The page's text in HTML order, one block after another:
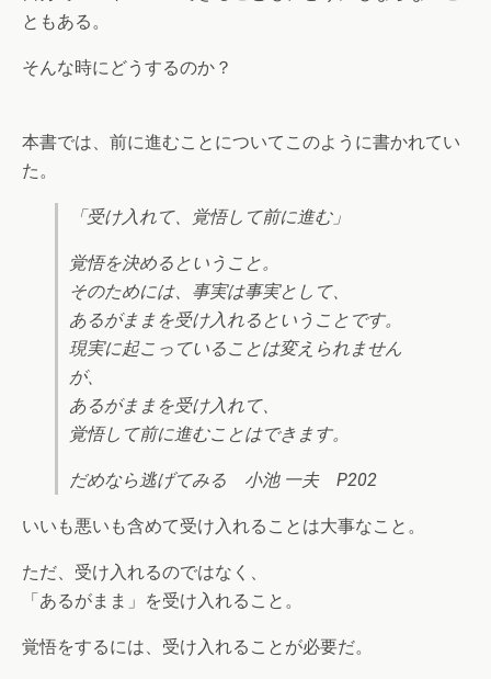
ともある。
そんな時にどうするのか？
本書では、前に進むことについてこのように書かれてい
た。
「受け入れて、覚悟して前に進む」
覚悟を決めるということ。
そのためには、事実は事実として、
あるがままを受け入れるということです。
現実に起こっていることは変えられません
が、
あるがままを受け入れて、
覚悟して前に進むことはできます。
だめなら逃げてみる 小池 一夫 P202
いいも悪いも含めて受け入れることは大事なこと。
ただ、受け入れるのではなく、
「あるがまま」を受け入れること。
覚悟をするには、受け入れることが必要だ。